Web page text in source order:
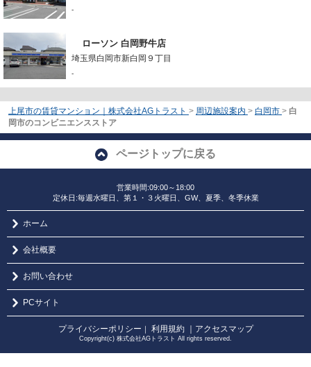
-
ローソン 白岡野牛店
埼玉県白岡市新白岡９丁目
-
上尾市の賃貸マンション｜株式会社AGトラスト > 周辺施設案内 > 白岡市 > 白
岡市のコンビニエンスストア
ページトップに戻る
営業時間:09:00～18:00
定休日:毎週水曜日、第１・３火曜日、GW、夏季、冬季休業
ホーム
会社概要
お問い合わせ
PCサイト
プライバシーポリシー ｜ 利用規約 ｜アクセスマップ
Copyright(c) 株式会社AGトラスト All rights reserved.